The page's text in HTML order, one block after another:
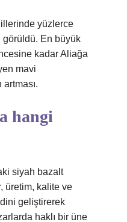
yüzlerce
görüldü. En büyük
kadar Aliağa
mavi
artması.
hangi
siyah bazalt
üretim, kalite ve
geliştirerek
haklı bir üne